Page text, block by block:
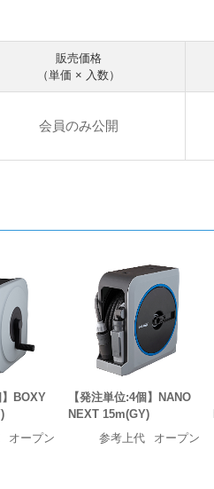
販売価格
（単価 × 入数）
会員のみ公開
】BOXY
オープン
【発注単位:4個】NANO
NEXT 15m(GY)
参考上代
オープン